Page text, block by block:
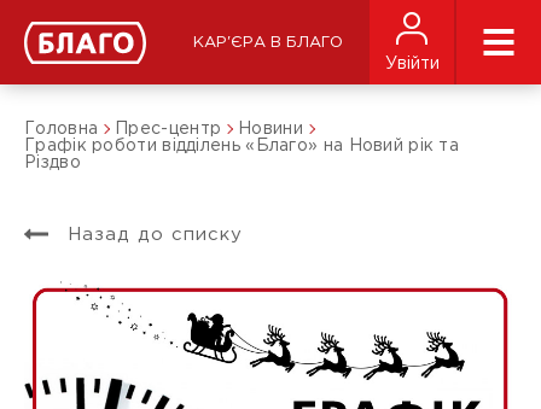
КАР'ЄРА В БЛАГО
Увійти
Головна Прес-центр
Новини
Графік роботи відділень «Благо» на Новий рік та
Різдво
Назад до списку